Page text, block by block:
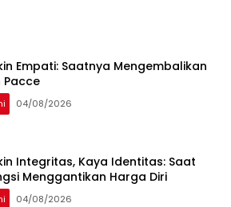
Empati: Saatnya Mengembalikan
Pacce
04/08/2026
Integritas, Kaya Identitas: Saat
Menggantikan Harga Diri
04/08/2026